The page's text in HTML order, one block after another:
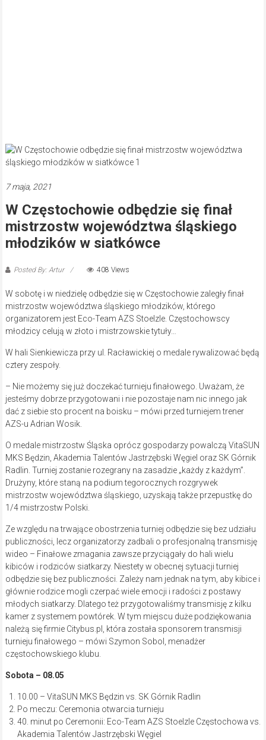
7 maja, 2021
W Częstochowie odbędzie się finał
mistrzostw województwa śląskiego
młodzików w siatkówce
Posted By: Artur 408 Views
W sobotę i w niedzielę odbędzie się w Częstochowie zaległy finał
mistrzostw województwa śląskiego młodzików, którego
organizatorem jest Eco-Team AZS Stoelzle. Częstochowscy
młodzicy celują w złoto i mistrzowskie tytuły…
W hali Sienkiewicza przy ul. Racławickiej o medale rywalizować będą
cztery zespoły.
– Nie możemy się już doczekać turnieju finałowego. Uważam, że
jesteśmy dobrze przygotowani i nie pozostaje nam nic innego jak
dać z siebie sto procent na boisku – mówi przed turniejem trener
AZS-u Adrian Wosik.
O medale mistrzostw Śląska oprócz gospodarzy powalczą VitaSUN
MKS Będzin, Akademia Talentów Jastrzębski Węgiel oraz SK Górnik
Radlin. Turniej zostanie rozegrany na zasadzie „każdy z każdym”.
Drużyny, które staną na podium tegorocznych rozgrywek
mistrzostw województwa śląskiego, uzyskają także przepustkę do
1/4 mistrzostw Polski.
Ze względu na trwające obostrzenia turniej odbędzie się bez udziału
publiczności, lecz organizatorzy zadbali o profesjonalną transmisję
wideo – Finałowe zmagania zawsze przyciągały do hali wielu
kibiców i rodziców siatkarzy. Niestety w obecnej sytuacji turniej
odbędzie się bez publiczności. Zależy nam jednak na tym, aby kibice i
głównie rodzice mogli czerpać wiele emocji i radości z postawy
młodych siatkarzy. Dlatego też przygotowaliśmy transmisję z kilku
kamer z systemem powtórek. W tym miejscu duże podziękowania
należą się firmie Citybus.pl, która została sponsorem transmisji
turnieju finałowego – mówi Szymon Sobol, menadżer
częstochowskiego klubu.
Sobota – 08.05
10.00 – VitaSUN MKS Będzin vs. SK Górnik Radlin
Po meczu: Ceremonia otwarcia turnieju
40. minut po Ceremonii: Eco-Team AZS Stoelzle Częstochowa vs.
Akademia Talentów Jastrzębski Węgiel